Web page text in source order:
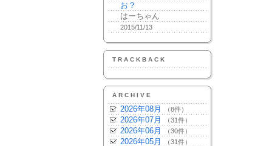
お？
はーちゃん
2015/11/13
TRACKBACK
ARCHIVE
2026年08月 （8件）
2026年07月 （31件）
2026年06月 （30件）
2026年05月 （31件）